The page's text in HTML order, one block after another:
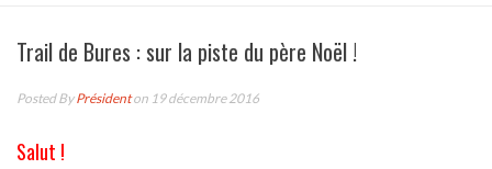
Trail de Bures : sur la piste du père Noël !
Posted ByPrésidenton 19 décembre 2016
Salut !